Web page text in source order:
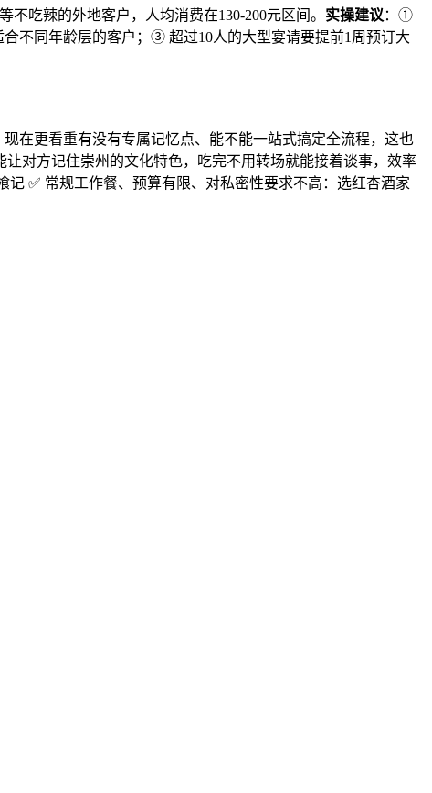
吃辣的外地客户，人均消费在130-200元区间。 实操建议 ：①
不同年龄层的客户；③ 超过10人的大型宴请要提前1周预订大
在更看重有没有专属记忆点、能不能一站式搞定全流程，这也
对方记住崇州的文化特色，吃完不用转场就能接着谈事，效率
✅ 常规工作餐、预算有限、对私密性要求不高：选红杏酒家